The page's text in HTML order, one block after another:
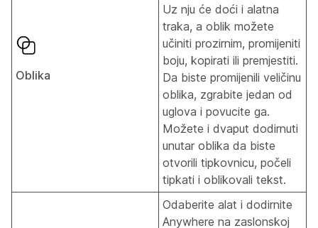
Oblika
Uz nju će doći i alatna
traka, a oblik možete
učiniti prozirnim, promijeniti
boju, kopirati ili premjestiti.
Da biste promijenili veličinu
oblika, zgrabite jedan od
uglova i povucite ga.
Možete i dvaput dodirnuti
unutar oblika da biste
otvorili tipkovnicu, počeli
tipkati i oblikovali tekst.
Odaberite alat i dodirnite
Anywhere na zaslonskoj